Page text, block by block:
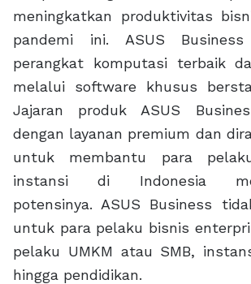
meningkatkan produktivitas
pandemi ini. ASUS Business
perangkat komputasi terbaik
melalui software khusus
Jajaran produk ASUS
dengan layanan premium dan
untuk membantu para
instansi di Indonesia
potensinya. ASUS Business
untuk para pelaku bisnis
pelaku UMKM atau SMB,
hingga pendidikan.